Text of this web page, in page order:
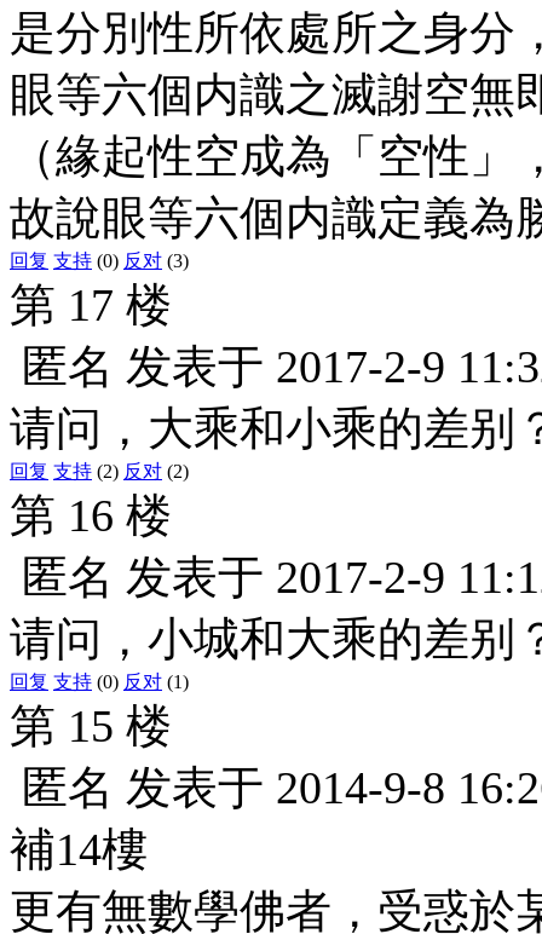
是分別性所依處所之身分
眼等六個内識之滅謝空無
（緣起性空成為「空性」
故說眼等六個内識定義為
回复 支持 (0) 反对 (3)
第 17 楼
匿名 发表于 2017-2-9
请问，大乘和小乘的差别
回复 支持 (2) 反对 (2)
第 16 楼
匿名 发表于 2017-2-9
请问，小城和大乘的差别
回复 支持 (0) 反对 (1)
第 15 楼
匿名 发表于 2014-9-8
補14樓
更有無數學佛者，受惑於